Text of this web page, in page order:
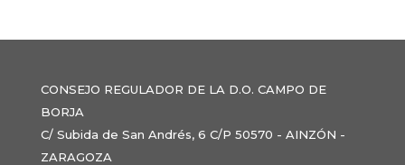
CONSEJO REGULADOR DE LA D.O. CAMPO DE
BORJA
C/ Subida de San Andrés, 6 C/P 50570 - AINZÓN -
ZARAGOZA